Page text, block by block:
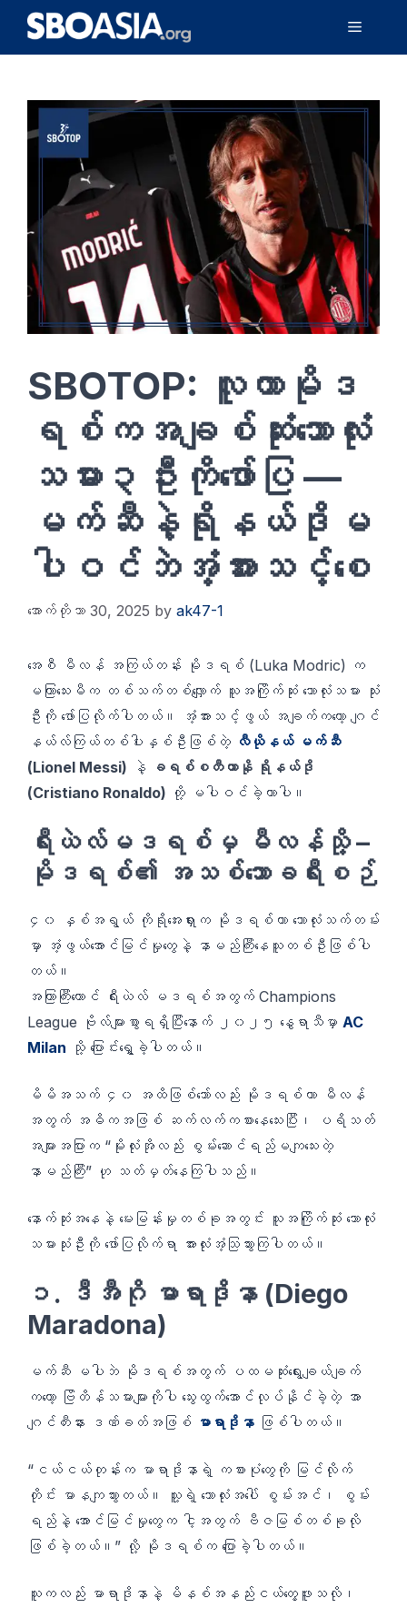
Skip
content
Menu
SBOTOP: လူကာမိုဒ
ရစ်ကအချစ်ဆုံးဘောလုံး
သမား၃ဦးကိုဖော်ပြ —
မက်ဆီနဲ့ရိုနယ်ဒိုမ
ပါဝင်ဘဲအံ့အားသင့်စေ
အောက်တိုဘာ 30, 2025 by ak47-1
အေစီ မီလန် အကြယ်တန်း မိုဒရစ် (Luka Modric) က
မကြာသေးမီက တစ်သက်တစ်လျှောက် သူအကြိုက်ဆုံး ဘောလုံးသမား သုံး
ဦးကို ဖော်ပြလိုက်ပါတယ်။ အံ့အားသင့်ဖွယ် အချက်ကတော့ ဂျင်
နယ်လ်ကြယ်တစ်ပါးနှစ်ဦးဖြစ်တဲ့ လီယိုနယ် မက်ဆီ
(Lionel Messi) နဲ့
ခရစ်စတီယာနို ရိုနယ်ဒို
(Cristiano Ronaldo) တို့ မပါဝင်ခဲ့တာပါ။
ရီးယဲလ်မဒရစ်မှ မီလန်သို့ –
မိုဒရစ်၏ အသစ်သောခရီးစဉ်
၄၀ နှစ်အရွယ် ကိုရိုအေးရှားက မိုဒရစ်ဟာ ဘောလုံးသက်တမ်း
မှာ အံ့ဖွယ်အောင်မြင်မှုတွေနဲ့ နာမည်ကြီးနေသူတစ်ဦးဖြစ်ပါ
တယ်။
အကြာကြီးတောင် ရီးယဲလ် မဒရစ်အတွက် Champions
League ဗိုလ်များစွာရရှိပြီးနောက် ၂၀၂၅ နွေရာသီမှာ AC
Milan သို့ ပြောင်းရွှေ့ခဲ့ပါတယ်။
မိမိအသက် ၄၀ အထိဖြစ်သော်လည်း မိုဒရစ်ဟာ မီလန်
အတွက် အဓိကအဖြစ် ဆက်လက်ကစားနေသေးပြီး၊ ပရိသတ်
အများအပြားက “မိုးလုံးအိုလည်း စွမ်းဆောင်ရည်မကျသေးတဲ့
နာမည်ကြီး” ဟု သတ်မှတ်နေကြပါသည်။
နောက်ဆုံးအနေနဲ့ မေးမြန်းမှုတစ်ခုအတွင်း သူအကြိုက်ဆုံး ဘောလုံး
သမားသုံးဦးကို ဖော်ပြလိုက်ရာ အားလုံးအံ့သြသွားကြပါတယ်။
၁. ဒီအီဂို မာရာဒိုနာ (Diego
Maradona)
မက်ဆီ မပါဘဲ မိုဒရစ်အတွက် ပထမဆုံးရွေးချယ်ချက်
ကတော့ ဗြိတိန်သမားများကိုပါ သွေးထွက်အောင်လုပ်နိုင်ခဲ့တဲ့ အာ
ဂျင်တီးနား ဒဏ်ခတ်အဖြစ် မာရာဒိုနာ ဖြစ်ပါတယ်။
“ငယ်ငယ်တုန်းက မာရာဒိုနာရဲ့ ကစားပုံတွေကို မြင်လိုက်
တိုင်း မာနကျသွားတယ်။ သူ့ရဲ့ ဘောလုံးအပေါ် စွမ်းအင်၊ စွမ်း
ရည်နဲ့ အောင်မြင်မှုတွေက ငါ့အတွက် ဗီဇမြစ်တစ်ခုလို
ဖြစ်ခဲ့တယ်။” လို့ မိုဒရစ်က ပြောခဲ့ပါတယ်။
သူကလည်း မာရာဒိုနာနဲ့ မိနစ်အနည်းငယ်တွေ့ဖူးသလို၊